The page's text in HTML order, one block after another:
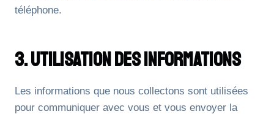
téléphone.
3. Utilisation Des Informations
Les informations que nous collectons sont utilisées
pour communiquer avec vous et vous envoyer la